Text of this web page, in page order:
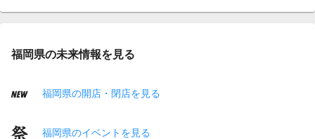
福岡県の未来情報を見る
福岡県の開店・閉店を見る
福岡県のイベントを見る